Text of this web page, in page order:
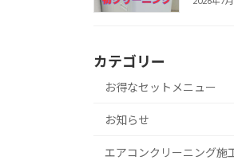
カテゴリー
お得なセットメニュー
お知らせ
エアコンクリーニング施